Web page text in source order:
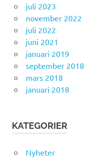
juli 2023
november 2022
juli 2022
juni 2021
januari 2019
september 2018
mars 2018
januari 2018
KATEGORIER
Nyheter